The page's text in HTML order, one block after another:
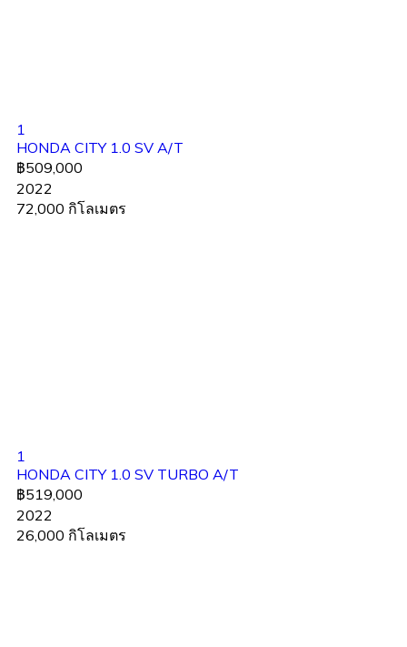
1
HONDA CITY 1.0 SV A/T
฿509,000
2022
72,000 กิโลเมตร
1
HONDA CITY 1.0 SV TURBO A/T
฿519,000
2022
26,000 กิโลเมตร